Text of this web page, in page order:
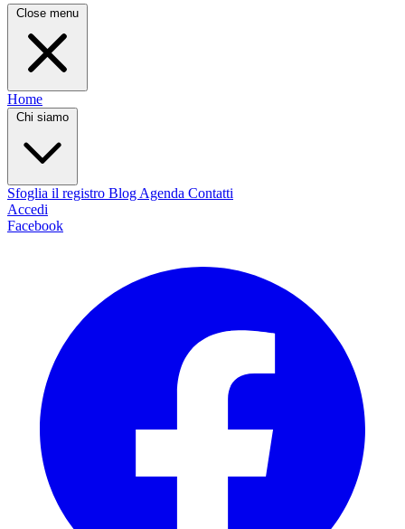
Close menu
Home
Chi siamo
Sfoglia il registro Blog Agenda Contatti
Accedi
Facebook